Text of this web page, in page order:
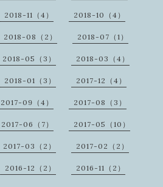
2018-11（4） 2018-10（4）
2018-08（2） 2018-07（1）
2018-05（3） 2018-03（4）
2018-01（3） 2017-12（4）
2017-09（4） 2017-08（3）
2017-06（7） 2017-05（10）
2017-03（2） 2017-02（2）
2016-12（2） 2016-11（2）